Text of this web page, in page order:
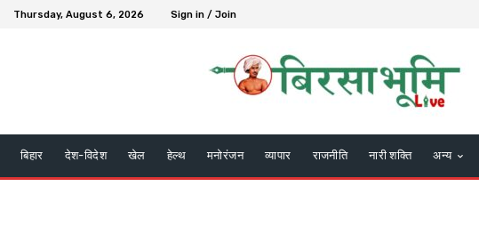
Thursday, August 6, 2026 Sign in / Join
बिहार देश-विदेश खेल हेल्थ मनोरंजन व्यापार राजनीति नारी शक्ति अन्य